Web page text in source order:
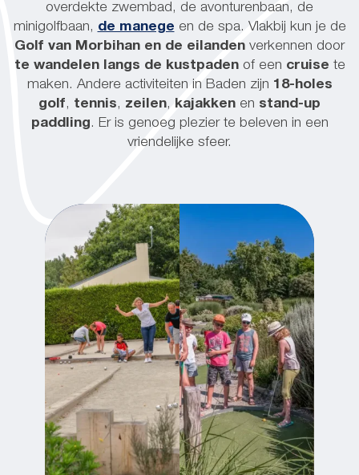
overdekte zwembad, de avonturenbaan, de
minigolfbaan, de manege en de spa. Vlakbij kun je de
Golf van Morbihan en de eilanden verkennen door
te wandelen langs de kustpadenof een cruise te
maken. Andere activiteiten in Baden zijn 18-holes
golf, tennis, zeilen, kajakken en stand-up
paddling. Er is genoeg plezier te beleven in een
vriendelijke sfeer.